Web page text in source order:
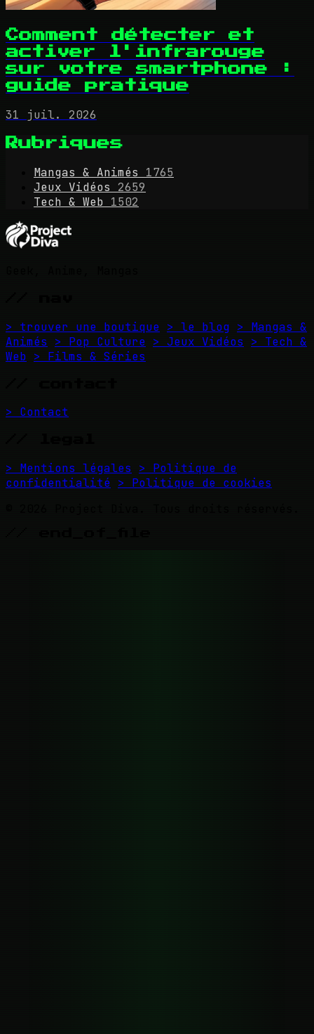
Comment détecter et
activer l'infrarouge
sur votre smartphone :
guide pratique
31 juil. 2026
Rubriques
Mangas & Animés
1765
Jeux Vidéos
2659
Tech & Web 1502
> trouver une boutique > le blog > Mangas &
Animés
> Pop Culture > Jeux Vidéos
> Tech &
Web > Films & Séries
> Contact
> Mentions légales
> Politique de
confidentialité > Politique de cookies